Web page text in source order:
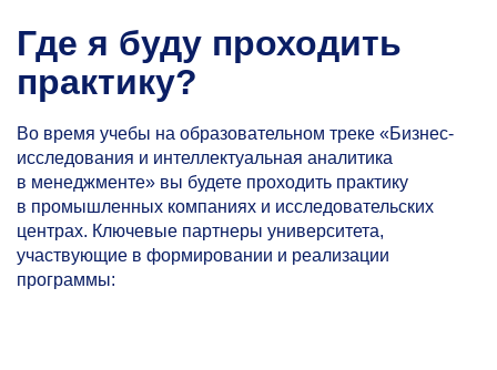
Где я буду проходить
практику?
Во время учебы на образовательном треке «Бизнес-
исследования и интеллектуальная аналитика
в менеджменте» вы будете проходить практику
в промышленных компаниях и исследовательских
центрах. Ключевые партнеры университета,
участвующие в формировании и реализации
программы: